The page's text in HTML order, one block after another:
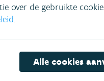
van de
over de gebruikte
.
Alle cookies